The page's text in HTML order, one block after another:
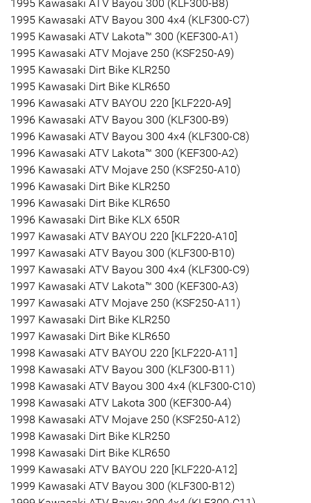
1995 Kawasaki ATV Bayou 300 (KLF300-B8)
1995 Kawasaki ATV Bayou 300 4x4 (KLF300-C7)
1995 Kawasaki ATV Lakota™ 300 (KEF300-A1)
1995 Kawasaki ATV Mojave 250 (KSF250-A9)
1995 Kawasaki Dirt Bike KLR250
1995 Kawasaki Dirt Bike KLR650
1996 Kawasaki ATV BAYOU 220 [KLF220-A9]
1996 Kawasaki ATV Bayou 300 (KLF300-B9)
1996 Kawasaki ATV Bayou 300 4x4 (KLF300-C8)
1996 Kawasaki ATV Lakota™ 300 (KEF300-A2)
1996 Kawasaki ATV Mojave 250 (KSF250-A10)
1996 Kawasaki Dirt Bike KLR250
1996 Kawasaki Dirt Bike KLR650
1996 Kawasaki Dirt Bike KLX 650R
1997 Kawasaki ATV BAYOU 220 [KLF220-A10]
1997 Kawasaki ATV Bayou 300 (KLF300-B10)
1997 Kawasaki ATV Bayou 300 4x4 (KLF300-C9)
1997 Kawasaki ATV Lakota™ 300 (KEF300-A3)
1997 Kawasaki ATV Mojave 250 (KSF250-A11)
1997 Kawasaki Dirt Bike KLR250
1997 Kawasaki Dirt Bike KLR650
1998 Kawasaki ATV BAYOU 220 [KLF220-A11]
1998 Kawasaki ATV Bayou 300 (KLF300-B11)
1998 Kawasaki ATV Bayou 300 4x4 (KLF300-C10)
1998 Kawasaki ATV Lakota 300 (KEF300-A4)
1998 Kawasaki ATV Mojave 250 (KSF250-A12)
1998 Kawasaki Dirt Bike KLR250
1998 Kawasaki Dirt Bike KLR650
1999 Kawasaki ATV BAYOU 220 [KLF220-A12]
1999 Kawasaki ATV Bayou 300 (KLF300-B12)